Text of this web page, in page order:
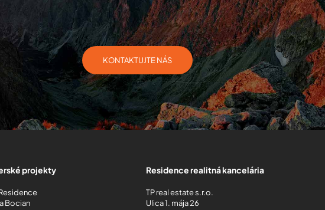
KONTAKTUJTE NÁS
projekty
Bocian
Residence realitná kancelária
TP real estate s.r.o.
Ulica 1. mája 26